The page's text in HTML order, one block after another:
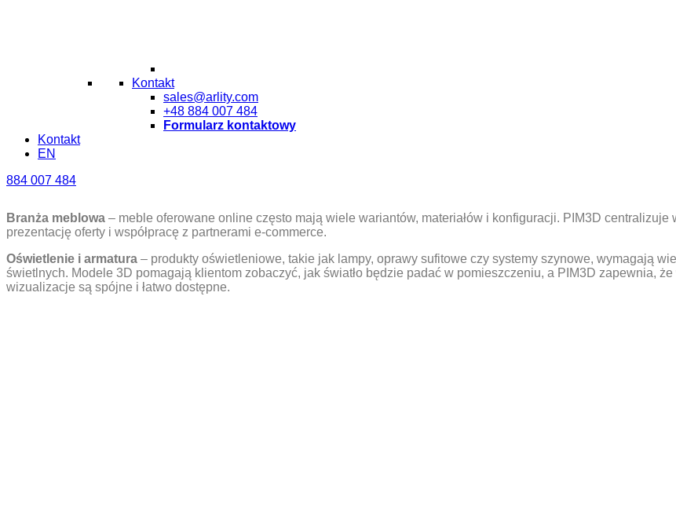
Kontakt
sales@arlity.com
+48 884 007 484
Formularz kontaktowy
Kontakt
EN
884 007 484
Branża meblowa – meble oferowane online często mają wiele wariantów, materiałów i konfiguracji. PIM3D centralizuje
prezentację oferty i współpracę z partnerami e‑commerce.
Oświetlenie i armatura – produkty oświetleniowe, takie jak lampy, oprawy sufitowe czy systemy szynowe, wymagają
świetlnych. Modele 3D pomagają klientom zobaczyć, jak światło będzie padać w pomieszczeniu, a PIM3D zapewnia,
wizualizacje są spójne i łatwo dostępne.